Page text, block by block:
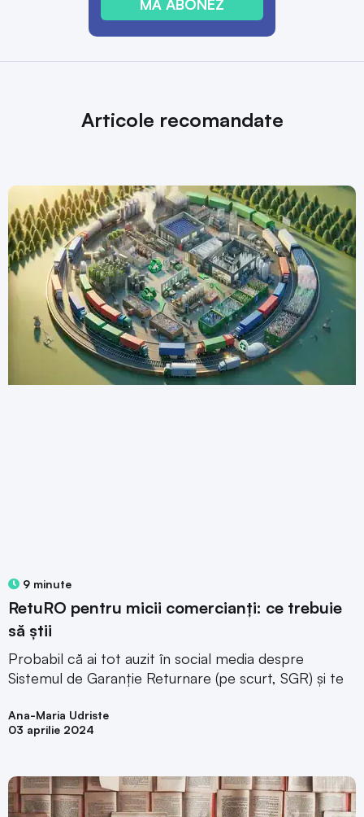
MĂ ABONEZ
Articole recomandate
9 minute
RetuRO pentru micii comercianți: ce trebuie
să știi
Probabil că ai tot auzit în social media despre
Sistemul de Garanție Returnare (pe scurt, SGR) și te
Ana-Maria Udriste
03 aprilie 2024